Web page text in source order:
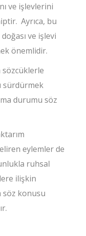
ve işlevlerini
Ayrıca, bu
ve işlevi
önemlidir.
sözcüklerle
sürdürmek
durumu söz
eylemler de
ruhsal
ilişkin
söz konusu